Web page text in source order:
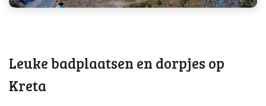
Leuke badplaatsen en dorpjes op
Kreta